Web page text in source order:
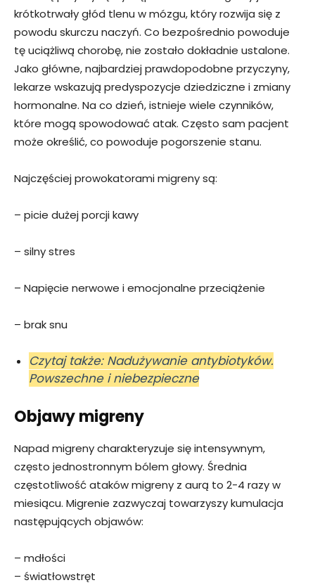
krótkotrwały głód tlenu w mózgu, który rozwija się z
powodu skurczu naczyń. Co bezpośrednio powoduje
tę uciążliwą chorobę, nie zostało dokładnie ustalone.
Jako główne, najbardziej prawdopodobne przyczyny,
lekarze wskazują predyspozycje dziedziczne i zmiany
hormonalne. Na co dzień, istnieje wiele czynników,
które mogą spowodować atak. Często sam pacjent
może określić, co powoduje pogorszenie stanu.
Najczęściej prowokatorami migreny są:
– picie dużej porcji kawy
– silny stres
– Napięcie nerwowe i emocjonalne przeciążenie
– brak snu
Czytaj także: Nadużywanie antybiotyków.
Powszechne i niebezpieczne
Objawy migreny
Napad migreny charakteryzuje się intensywnym,
często jednostronnym bólem głowy. Średnia
częstotliwość ataków migreny z aurą to 2-4 razy w
miesiącu. Migrenie zazwyczaj towarzyszy kumulacja
następujących objawów:
– mdłości
– światłowstręt